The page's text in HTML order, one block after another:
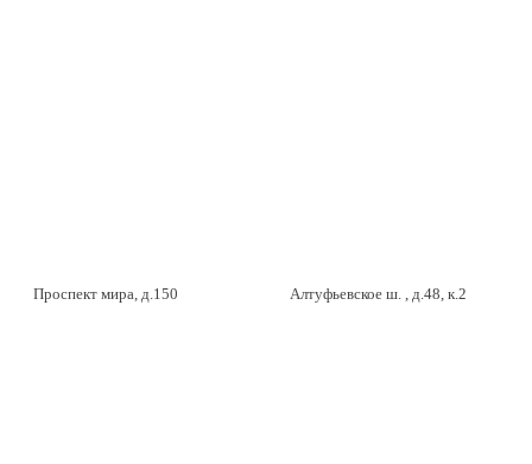
Проспект мира, д.150 Алтуфьевское ш. , д.48, к.2